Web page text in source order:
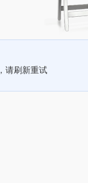
请刷新重试